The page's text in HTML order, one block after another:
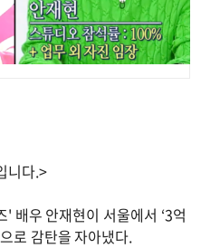
니다.>
배우 안재현이 서울에서 ‘3억
로 감탄을 자아냈다.